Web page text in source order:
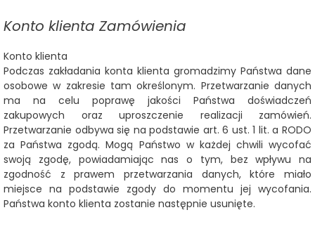
Konto klienta Zamówienia
Konto klienta
Podczas zakładania konta klienta gromadzimy Państwa dane
osobowe w zakresie tam określonym. Przetwarzanie danych
ma na celu poprawę jakości Państwa doświadczeń
zakupowych oraz uproszczenie realizacji zamówień.
Przetwarzanie odbywa się na podstawie art. 6 ust. 1 lit. a RODO
za Państwa zgodą. Mogą Państwo w każdej chwili wycofać
swoją zgodę, powiadamiając nas o tym, bez wpływu na
zgodność z prawem przetwarzania danych, które miało
miejsce na podstawie zgody do momentu jej wycofania.
Państwa konto klienta zostanie następnie usunięte.